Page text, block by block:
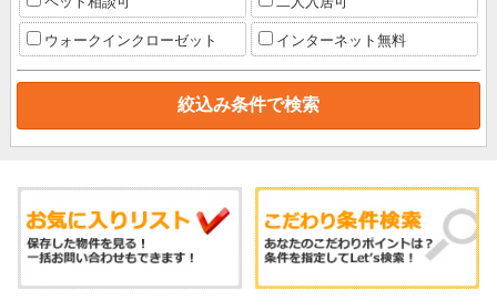
ウォークインクローゼット インターネット無料